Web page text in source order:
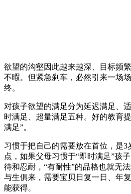
欲望的沟壑因此越来越深、目标频
不暇。但紧急刹车，必然引来一场
终。
对孩子欲望的满足分为延迟满足、
时满足、超量满足五种。好的教育
满足”。
习惯于把自己的需要放在首位，是
点，如果父母习惯于“即时满足”孩
待和忍耐，“有耐性”的品格也就无
与生俱来，需要宝贝日复一日、年
能获得。